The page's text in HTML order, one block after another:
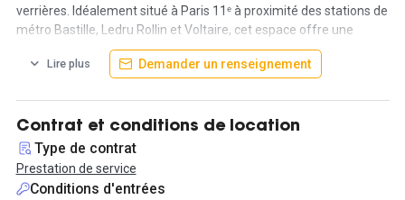
verrières. Idéalement situé à Paris 11ᵉ à proximité des stations de
métro Bastille, Ledru Rollin et Voltaire, cet espace offre une
flexibilité optimale pour votre entreprise.
pour vos réunions ou sessions de travail collaboratives.
Cet espace dispose d'une cuisine aménagée, de sanitaires et d'un
équipement complet incluant machine à café, micro-ondes, frigo,
imprimante, scanner et copieur. Tout est pensé pour faciliter
votre quotidien professionnel.
Lire plus Demander un renseignement
Contrat et conditions de location
Type de contrat
Prestation de service
Conditions d'entrées